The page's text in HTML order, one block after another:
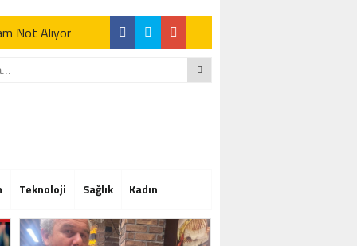
Not Alıyor
Not Alıyor
Teknoloji Sağlık Kadın